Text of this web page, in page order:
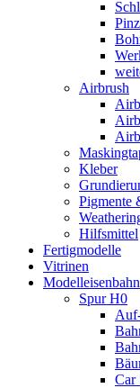
Airbrush
Kleber
Pigmente
Hilfsmittel
Fertigmodelle
Vitrinen
Modelleisenbahn
Spur H0
Car